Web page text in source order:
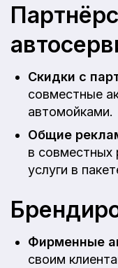
Скидки с
совместные
автомойками.
Общие
в совместных
услуги в
Фирменные
своим